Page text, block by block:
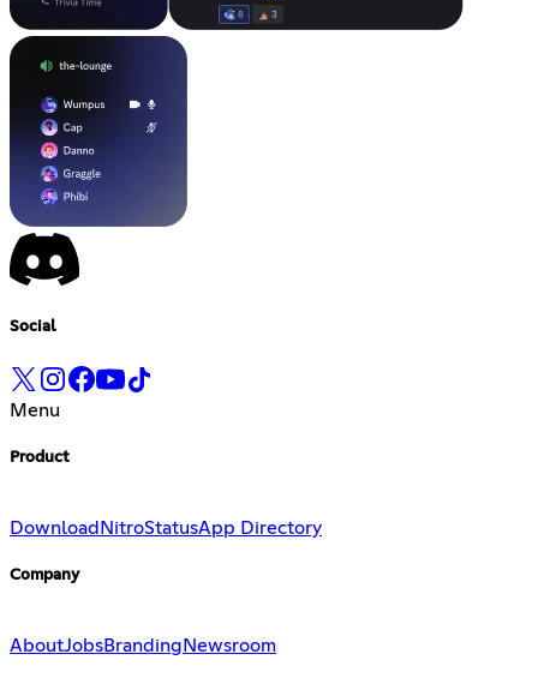
Social
Menu
Product
Download NitroStatusApp Directory
Company
AboutJobsBranding Newsroom